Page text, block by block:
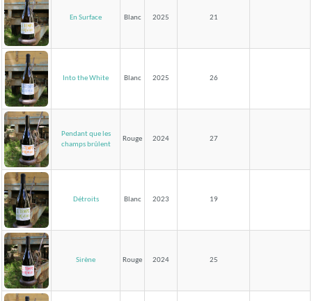
En Surface Blanc 2025 21
Into the White Blanc 2025 26
Pendant que les
champs brûlent
Rouge 2024 27
Détroits Blanc 2023 19
Sirène Rouge 2024 25